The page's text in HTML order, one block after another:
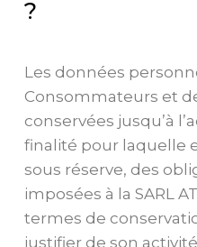
?
Les données
Consommateurs et
conservées jusqu’à
finalité pour laquelle
sous réserve, des
imposées à la SARL
termes de
justifier de son